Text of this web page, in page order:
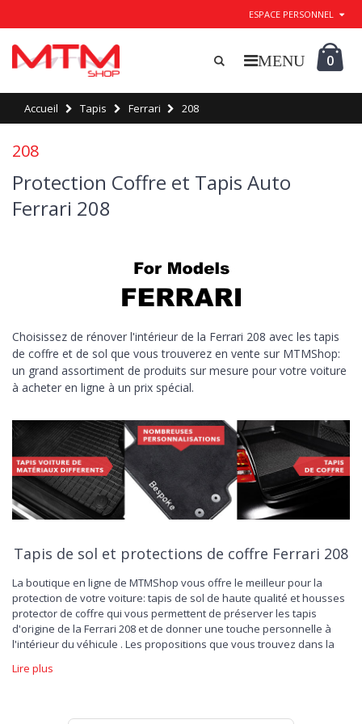
ESPACE PERSONNEL
0
Accueil Tapis Ferrari 208
208
Protection Coffre et Tapis Auto
Ferrari 208
Choisissez de rénover l'intérieur de la Ferrari 208 avec les tapis
de coffre et de sol que vous trouverez en vente sur MTMShop:
un grand assortiment de produits sur mesure pour votre voiture
à acheter en ligne à un prix spécial.
Tapis de sol et protections de coffre Ferrari 208
La boutique en ligne de MTMShop vous offre le meilleur pour la
protection de votre voiture: tapis de sol de haute qualité et housses
protector de coffre qui vous permettent de préserver les tapis
d'origine de la Ferrari 208 et de donner une touche personnelle à
l'intérieur du véhicule . Les propositions que vous trouvez dans la
personnaliser l’habitacle avec des détails précieux. À partir des
différentes configurations, ils peuvent être personnalisés à la fois
Lire plus